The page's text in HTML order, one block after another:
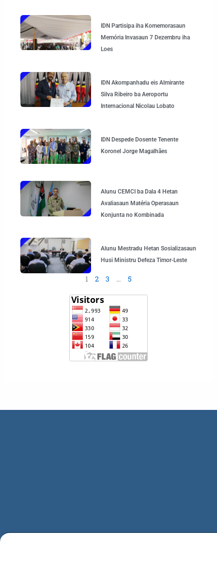
IDN Partisipa iha Komemorasaun
Memória Invasaun 7 Dezembru iha
Loes
IDN Akompanhadu eis Almirante
Silva Ribeiro ba Aeroportu
Internacional Nicolau Lobato
IDN Despede Dosente Tenente
Koronel Jorge Magalhães
Alunu CEMCI ba Dala 4 Hetan
Avaliasaun Matéria Operasaun
Konjunta no Kombinada
Alunu Mestradu Hetan Sosializasaun
Husi Ministru Defeza Timor-Leste
1 2 3 … 5